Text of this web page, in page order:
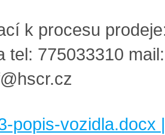
k procesu prodeje
tel: 775033310 mail:
popis-vozidla.docx